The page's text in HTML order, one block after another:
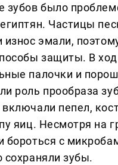
зубов было
Частицы
износ эмали,
защиты. В
палочки и
роль прообраза
пепел,
яиц. Несмотря на
бороться с
сохраняли зубы.